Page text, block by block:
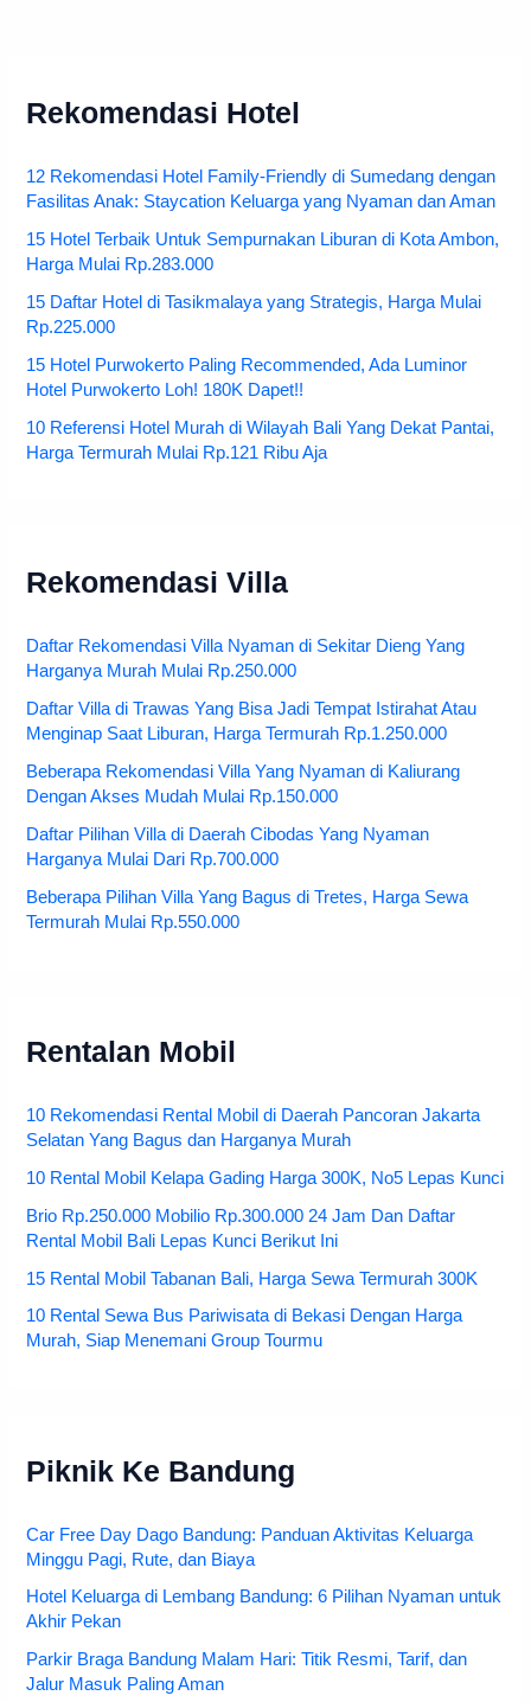
Rekomendasi Hotel
12 Rekomendasi Hotel Family-Friendly di Sumedang dengan
Fasilitas Anak: Staycation Keluarga yang Nyaman dan Aman
15 Hotel Terbaik Untuk Sempurnakan Liburan di Kota Ambon,
Harga Mulai Rp.283.000
15 Daftar Hotel di Tasikmalaya yang Strategis, Harga Mulai
Rp.225.000
15 Hotel Purwokerto Paling Recommended, Ada Luminor
Hotel Purwokerto Loh! 180K Dapet!!
10 Referensi Hotel Murah di Wilayah Bali Yang Dekat Pantai,
Harga Termurah Mulai Rp.121 Ribu Aja
Rekomendasi Villa
Daftar Rekomendasi Villa Nyaman di Sekitar Dieng Yang
Harganya Murah Mulai Rp.250.000
Daftar Villa di Trawas Yang Bisa Jadi Tempat Istirahat Atau
Menginap Saat Liburan, Harga Termurah Rp.1.250.000
Beberapa Rekomendasi Villa Yang Nyaman di Kaliurang
Dengan Akses Mudah Mulai Rp.150.000
Daftar Pilihan Villa di Daerah Cibodas Yang Nyaman
Harganya Mulai Dari Rp.700.000
Beberapa Pilihan Villa Yang Bagus di Tretes, Harga Sewa
Termurah Mulai Rp.550.000
Rentalan Mobil
10 Rekomendasi Rental Mobil di Daerah Pancoran Jakarta
Selatan Yang Bagus dan Harganya Murah
10 Rental Mobil Kelapa Gading Harga 300K, No5 Lepas Kunci
Brio Rp.250.000 Mobilio Rp.300.000 24 Jam Dan Daftar
Rental Mobil Bali Lepas Kunci Berikut Ini
15 Rental Mobil Tabanan Bali, Harga Sewa Termurah 300K
10 Rental Sewa Bus Pariwisata di Bekasi Dengan Harga
Murah, Siap Menemani Group Tourmu
Piknik Ke Bandung
Car Free Day Dago Bandung: Panduan Aktivitas Keluarga
Minggu Pagi, Rute, dan Biaya
Hotel Keluarga di Lembang Bandung: 6 Pilihan Nyaman untuk
Akhir Pekan
Parkir Braga Bandung Malam Hari: Titik Resmi, Tarif, dan
Jalur Masuk Paling Aman